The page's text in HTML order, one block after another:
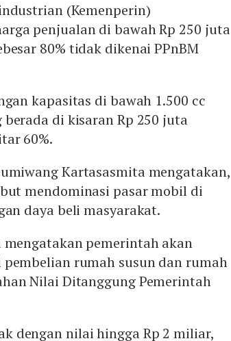
(Kemenperin)
penjualan di bawah Rp 250 juta
80% tidak dikenai PPnBM
kapasitas di bawah 1.500 cc
di kisaran Rp 250 juta
60%.
Kartasasmita mengatakan,
mendominasi pasar mobil di
daya beli masyarakat.
mengatakan pemerintah akan
rumah susun dan rumah
Nilai Ditanggung Pemerintah
dengan nilai hingga Rp 2 miliar,